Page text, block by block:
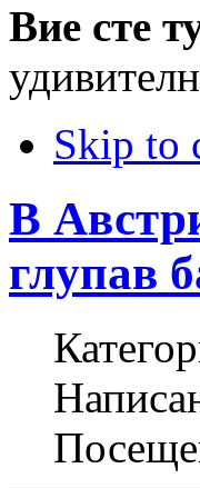
Вие сте
Skip to
В
глупав